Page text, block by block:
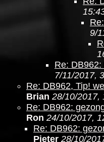
9/
Re:
7/11/2017,
Re: DB962, Tip!
Brian 28/10/2017,
Re: DB962:
Ron 24/10/2017,
Re: DB962:
Pieter 28/10/